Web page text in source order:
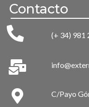
Contacto
(+ 34) 981
C/Payo